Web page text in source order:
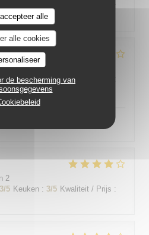
alle
alle cookies
de bescherming van
2
4 /5 Keuken: 4/5 Kwaliteit / Prijs
2
3/5 Keuken : 3/5 Kwaliteit / Prijs :